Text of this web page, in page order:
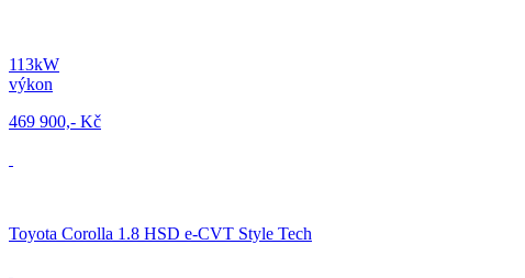
113kW
výkon
469 900,- Kč
Toyota Corolla 1.8 HSD e-CVT Style Tech